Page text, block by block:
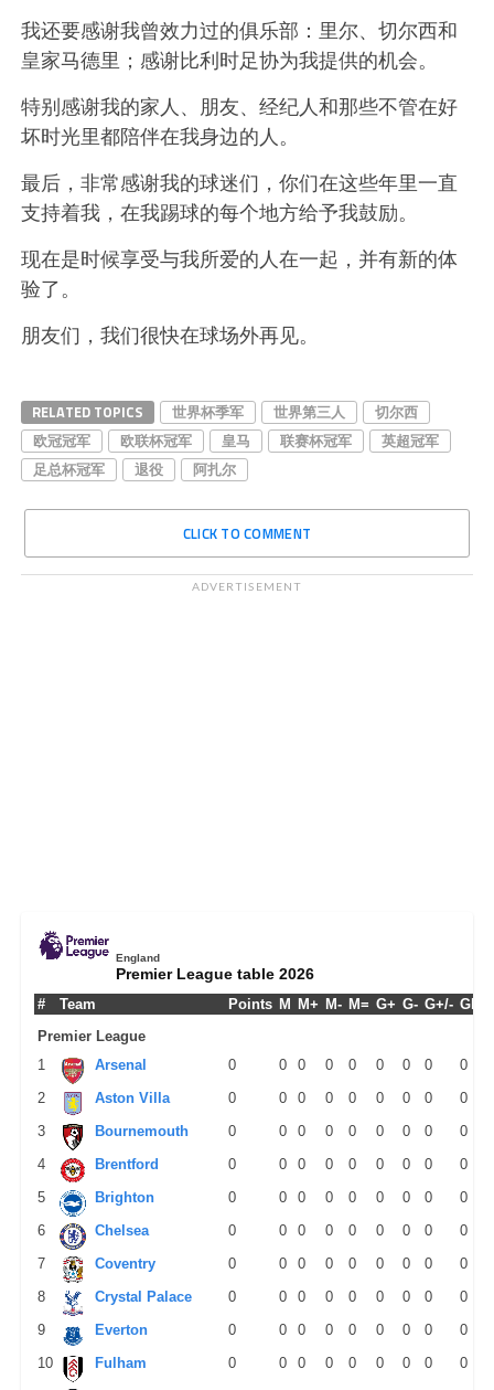
我还要感谢我曾效力过的俱乐部：里尔、切尔西和
皇家马德里；感谢比利时足协为我提供的机会。
特别感谢我的家人、朋友、经纪人和那些不管在好
坏时光里都陪伴在我身边的人。
最后，非常感谢我的球迷们，你们在这些年里一直
支持着我，在我踢球的每个地方给予我鼓励。
现在是时候享受与我所爱的人在一起，并有新的体
验了。
朋友们，我们很快在球场外再见。
RELATED TOPICS 世界杯季军 世界第三人
切尔西
欧冠冠军
欧联杯冠军 皇马 联赛杯冠军
英超冠军
足总杯冠军
退役 阿扎尔
CLICK TO COMMENT
ADVERTISEMENT
England
Premier League table 2026
# Team Points M M+ M- M= G+ G- G+/- GPM
Premier League
1
Arsenal 0 0 0 0 0 0 0 0
0
2
Aston Villa 0 0 0 0 0 0 0 0
0
3
Bournemouth 0 0 0 0 0 0 0 0
0
4
Brentford 0 0 0 0 0 0 0 0
0
5
Brighton 0 0 0 0 0 0 0 0
0
6
Chelsea 0 0 0 0 0 0 0 0
0
7
Coventry 0 0 0 0 0 0 0 0
0
8
Crystal Palace 0 0 0 0 0 0 0 0
0
9
Everton 0 0 0 0 0 0 0 0
0
10
Fulham 0 0 0 0 0 0 0 0
0